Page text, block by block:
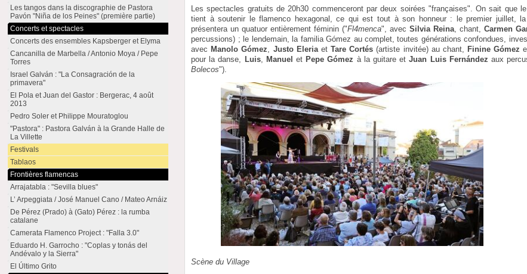
Les spectacles gratuits de 20h30 commenceront par deux soirées "françaises". On sait que
tient à soutenir le flamenco hexagonal, ce qui est tout à son honneur : le premier juillet, la
présentera un quatuor entièrement féminin ("Fl4menca", avec Silvia Reina, chant, Carmen
percussions) ; le lendemain, la familia Gómez au complet, toutes générations confondues,
avec Manolo Gómez Justo EleriaetTare Cortés (artiste invitée) au chant, Finine Gómez
pour la danse,
Luis, Manuel et Pepe Gómez à la guitare etJuan Luis Fernández aux
Bolecos").
Scène du Village
Les tangos dans la discographie de Pastora
Pavón "Niña de los Peines" (première partie)
Concerts et spectacles
Concerts des ensembles Kapsberger et Elyma
Cancanilla de Marbella / Antonio Moya / Pepe
Torres
Israel Galván : "La Consagración de la
primavera"
El Pola et Juan del Gastor : Bergerac, 4 août
2013
Pedro Soler et Philippe Mouratoglou
"Pastora" : Pastora Galván à la Grande Halle de
La Villette
Festivals
Tablaos
Frontières flamencas
Arrajatabla : "Sevilla blues"
L’ Arpeggiata / José Manuel Cano / Mateo Arnáiz
De Pérez (Prado) à (Gato) Pérez : la rumba
catalane
Camerata Flamenco Project : "Falla 3.0"
Eduardo H. Garrocho : "Coplas y tonás del
Andévalo y la Sierra"
El Último Grito